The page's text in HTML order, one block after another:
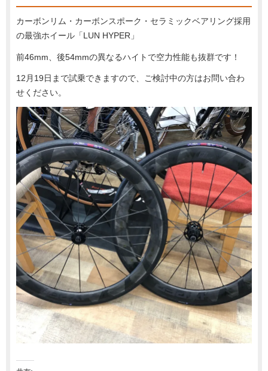
カーボンリム・カーボンスポーク・セラミックベアリング採用
の最強ホイール「LUN HYPER」
前46mm、後54mmの異なるハイトで空力性能も抜群です！
12月19日まで試乗できますので、ご検討中の方はお問い合わ
せください。